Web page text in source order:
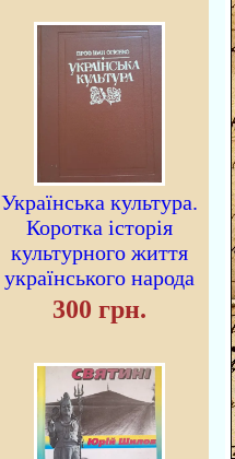
Українська культура.
Коротка історія
культурного життя
українського народа
300 грн.